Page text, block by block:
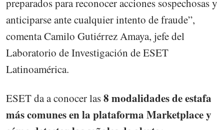
preparados para reconocer acciones sospechosas y
anticiparse ante cualquier intento de fraude”,
comenta Camilo Gutiérrez Amaya, jefe del
Laboratorio de Investigación de ESET
Latinoamérica.
ESET da a conocer las8 modalidades de estafa
más comunes en la plataforma Marketplace y